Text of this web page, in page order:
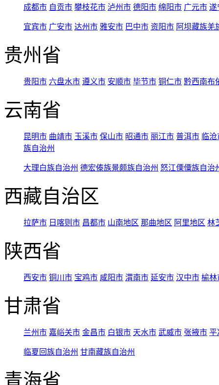
成都市 自贡市 攀枝花市 泸州市 德阳市 绵阳市 广元市 遂
宜宾市 广安市 达州市 雅安市 巴中市 资阳市 阿坝藏族羌
贵州省
贵阳市 六盘水市 遵义市 安顺市 毕节市 铜仁市 黔西南布
云南省
昆明市 曲靖市 玉溪市 保山市 昭通市 丽江市 普洱市 临
族自治州
大理白族自治州 德宏傣族景颇族自治州 怒江傈僳族自治
西藏自治区
拉萨市 日喀则市 昌都市 山南地区 那曲地区 阿里地区 林
陕西省
西安市 铜川市 宝鸡市 咸阳市 渭南市 延安市 汉中市 榆林
甘肃省
兰州市 嘉峪关市 金昌市 白银市 天水市 武威市 张掖市 平
临夏回族自治州 甘南藏族自治州
青海省